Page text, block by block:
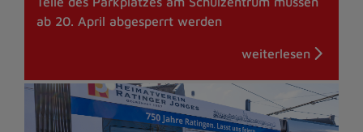
ab 20. April abgesperrt werden